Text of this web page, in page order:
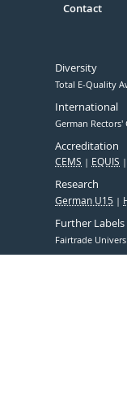
Contact
Diversity
Total E-Quality
International
German
Accreditation
CEMS EQUIS
Research
German U15
Further Labels
Fairtrade